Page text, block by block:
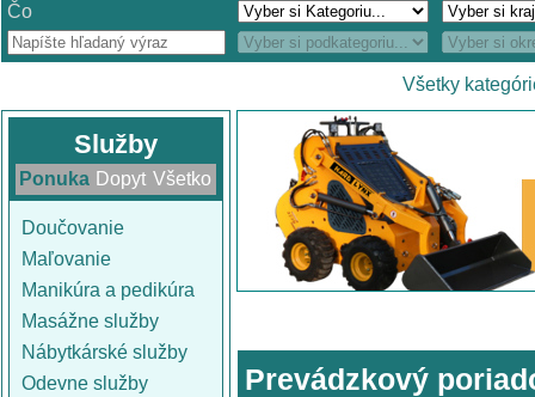
Čo
Všetky
Služby
Ponuka Dopyt Všetko
Doučovanie
Maľovanie
Manikúra a pedikúra
Masážne služby
Nábytkárské služby
Odevne služby
Prevádzkový